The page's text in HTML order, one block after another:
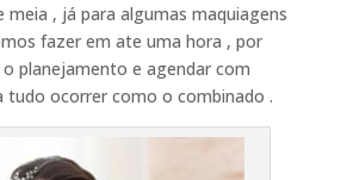
meia , já para algumas maquiagens
fazer em ate uma hora , por
planejamento e agendar com
tudo ocorrer como o combinado .